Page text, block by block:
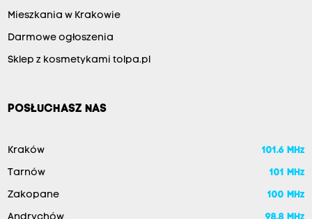
Mieszkania w Krakowie
Darmowe ogłoszenia
Sklep z kosmetykami tolpa.pl
POSŁUCHASZ NAS
Kraków 101.6 MHz
Tarnów 101 MHz
Zakopane 100 MHz